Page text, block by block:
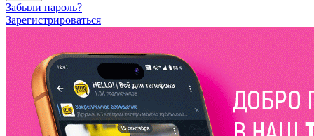
Забыли пароль?
Зарегистрироваться